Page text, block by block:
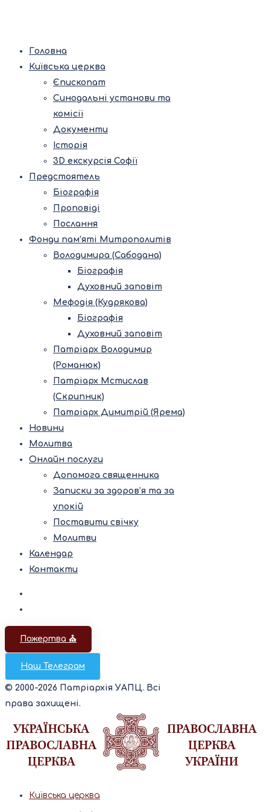
Головна
Київська церква
Єпископат
Синодальні установи та
комісії
Документи
Історія
3D екскурсія Софії
Предстоятель
Біографія
Проповіді
Послання
Фонди пам’яті Митрополитів
Володимира (Сабодана)
Біографія
Духовний заповіт
Мефодія (Кудрякова)
Біографія
Духовний заповіт
Патріарх Володимир
(Романюк)
Патріарх Мстислав
(Скрипник)
Патріарх Димитрій (Ярема)
Новини
Молитва
Онлайн послуги
Допомога священника
Записки за здоров’я та за
упокій
Поставити свічку
Молитви
Календар
Контакти
Пожертва ⛪️
Наш Телеграм
© 2000-2026 Патріархія УАПЦ. Всі
права захищені.
Київська церква